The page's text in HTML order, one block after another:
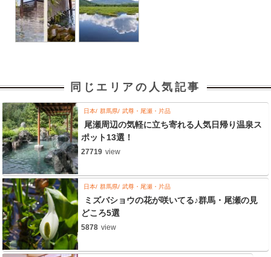
同じエリアの人気記事
日本 群馬県 武尊・尾瀬・片品
尾瀬周辺の気軽に立ち寄れる人気日帰り温泉ス
ポット13選！
27719 view
日本 群馬県 武尊・尾瀬・片品
ミズバショウの花が咲いてる♪群馬・尾瀬の見
どころ5選
5878 view